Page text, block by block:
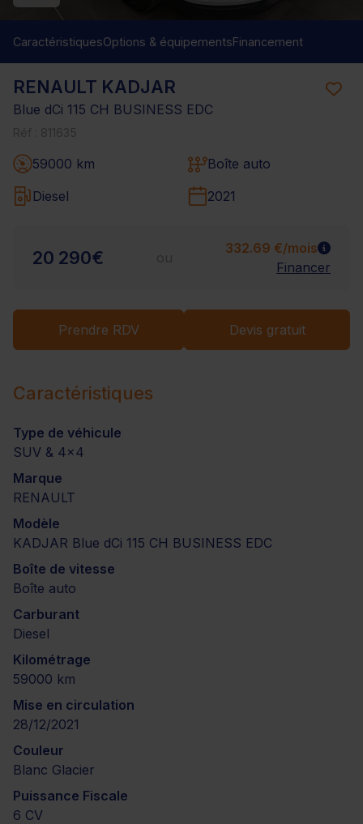
RENAULT KADJAR
Blue dCi 115 CH BUSINESS EDC
59000 km
Boîte auto
Diesel
2021
20 290€
332.69 €/mois
Financer
Prendre RDV Devis gratuit
CaractéristiquesOptions & équipementsFinancement
Caractéristiques
Type de véhicule
SUV & 4x4
Marque
RENAULT
Modèle
KADJAR Blue dCi 115 CH BUSINESS EDC
Boîte de vitesse
Boîte auto
Carburant
Diesel
Kilométrage
59000 km
Mise en circulation
28/12/2021
Couleur
Blanc Glacier
Puissance Fiscale
6 CV